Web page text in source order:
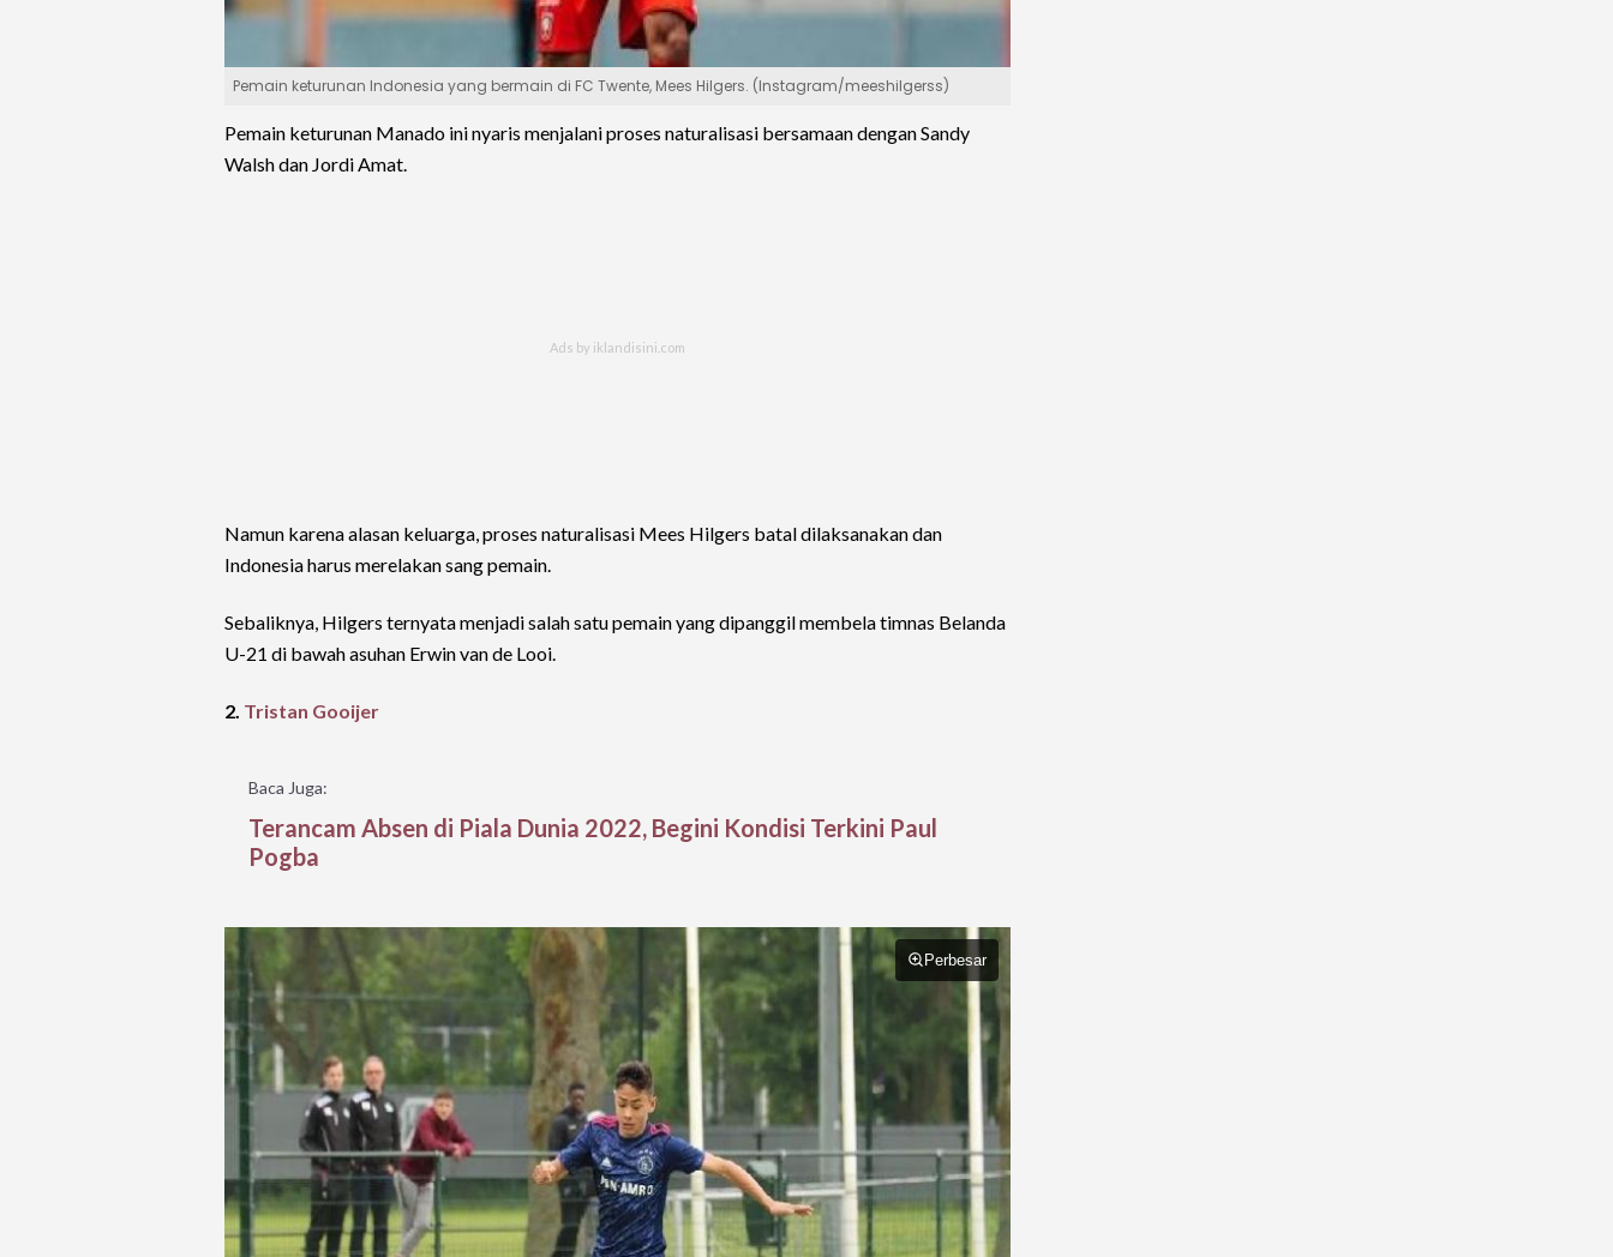
Pemain keturunan Indonesia yang bermain di FC Twente, Mees Hilgers. (Instagram/meeshilgerss)
Pemain keturunan Manado ini nyaris menjalani proses naturalisasi bersamaan dengan Sandy
Walsh dan Jordi Amat.
Namun karena alasan keluarga, proses naturalisasi Mees Hilgers batal dilaksanakan dan
Indonesia harus merelakan sang pemain.
Sebaliknya, Hilgers ternyata menjadi salah satu pemain yang dipanggil membela timnas Belanda
U-21 di bawah asuhan Erwin van de Looi.
2. Tristan Gooijer
Baca Juga:
Terancam Absen di Piala Dunia 2022, Begini Kondisi Terkini Paul
Pogba
Perbesar